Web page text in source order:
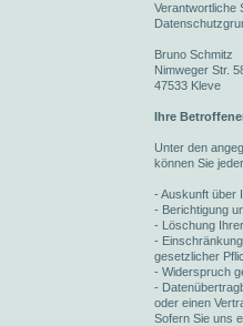
Verantwortliche
Bruno Schmitz
Nimweger Str.
47533 Kleve
Ihre
Unter den
können Sie
- Auskunft über
- Berichtigung
- Löschung
-
gesetzlicher
- Widerspruch
-
oder einen
Sofern Sie uns